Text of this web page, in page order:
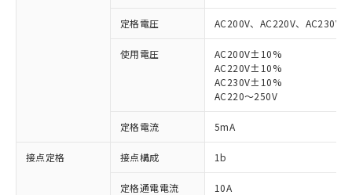
定格電圧 AC200V、AC220V、AC230V
使用電圧
AC200V±10%
AC220V±10%
AC230V±10%
AC220～250V
定格電流 5mA
接点定格 接点構成 1b
定格通電電流 10A
ご利用条件
対応済み：EU RoHS指令（10物質）の
非含有に対応した製品が提供可能な商品で
対応予定：EU RoHS指令（10物質）の非含
有に対応した製品に切り替える予定のある